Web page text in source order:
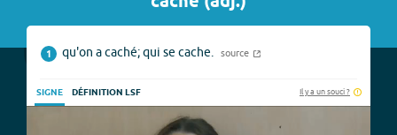
1 qu'on a caché; qui se cache. source
SIGNE DÉFINITION LSF Il y a un souci ?